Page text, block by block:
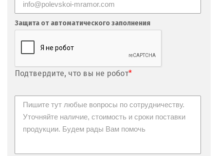
Защита от автоматического заполнения
Подтвердите, что вы не робот*